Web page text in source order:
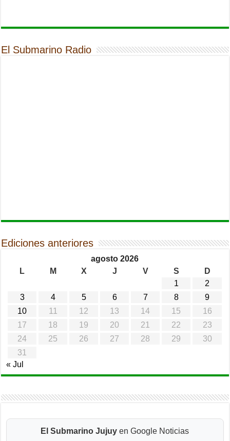
El Submarino Radio
Ediciones anteriores
agosto 2026
L
M X J V S
D
1
2
3
4 5 6 7 8
9
10
11 12 13 14 15
16
17
18 19 20 21 22
23
24
25 26 27 28 29
30
31
« Jul
El Submarino Jujuy en Google Noticias